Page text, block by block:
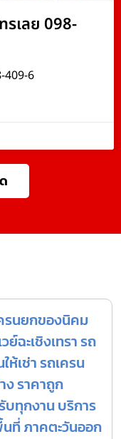
รเลย 098-
409-6
รนยกของนิคม
ย์ฉะเชิงเทรา รถ
ห้เช่า รถเครน
ง ราคาถูก
บทุกงาน บริการ
ที่ ภาคตะวันออก